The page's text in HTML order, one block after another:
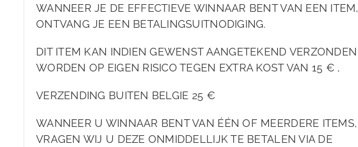
WANNEER JE DE EFFECTIEVE WINNAAR BENT VAN EEN ITEM,
ONTVANG JE EEN BETALINGSUITNODIGING.
DIT ITEM KAN INDIEN GEWENST AANGETEKEND VERZONDEN
WORDEN OP EIGEN RISICO TEGEN EXTRA KOST VAN 15 € ,
VERZENDING BUITEN BELGIE 25 €
WANNEER U WINNAAR BENT VAN ÉÉN OF MEERDERE ITEMS,
VRAGEN WIJ U DEZE ONMIDDELLIJK TE BETALEN VIA DE